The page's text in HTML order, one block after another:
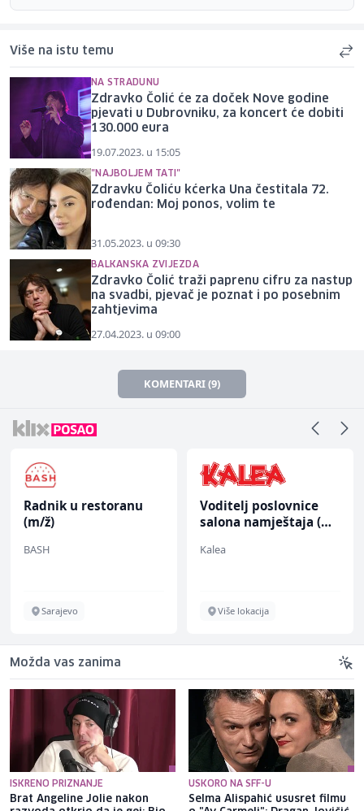
Više na istu temu
NA STRADUNU
Zdravko Čolić će za doček Nove godine
pjevati u Dubrovniku, za koncert će dobiti
130.000 eura
19.07.2023. u 15:05
"NAJBOLJEM TATI"
Zdravku Čoliću kćerka Una čestitala 72.
rođendan: Moj ponos, volim te
31.05.2023. u 09:30
BALKANSKA ZVIJEZDA
Zdravko Čolić traži paprenu cifru za nastup
na svadbi, pjevač je poznat i po posebnim
zahtjevima
27.04.2023. u 09:00
KOMENTARI (9)
Radnik u restoranu
(m/ž)
BASH
Sarajevo
Voditelj poslovnice
salona namještaja (m/
Kalea
Više lokacija
Možda vas zanima
ISKRENO PRIZNANJE
Brat Angeline Jolie nakon
USKORO NA SFF-U
Selma Alispahić ususret filmu